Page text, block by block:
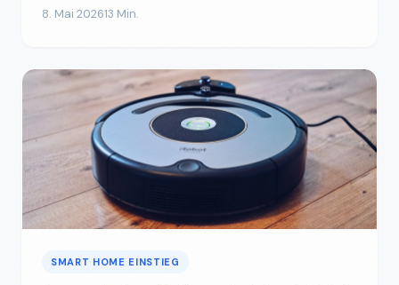
8. Mai 202613 Min.
SMART HOME EINSTIEG